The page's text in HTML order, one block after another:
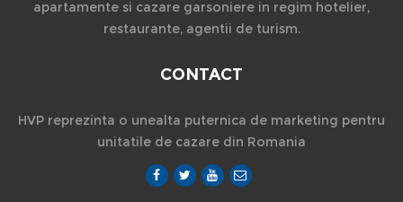
apartamente si cazare garsoniere in regim hotelier,
restaurante, agentii de turism.
CONTACT
HVP reprezinta o unealta puternica de marketing pentru
unitatile de cazare din Romania